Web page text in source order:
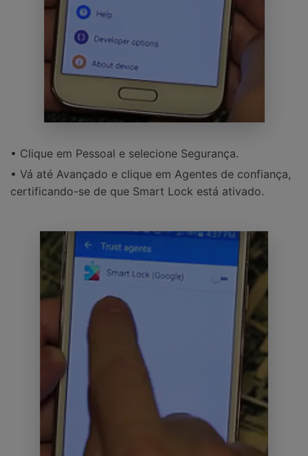
• Clique em Pessoal e selecione Segurança.
• Vá até Avançado e clique em Agentes de confiança,
certificando-se de que Smart Lock está ativado.